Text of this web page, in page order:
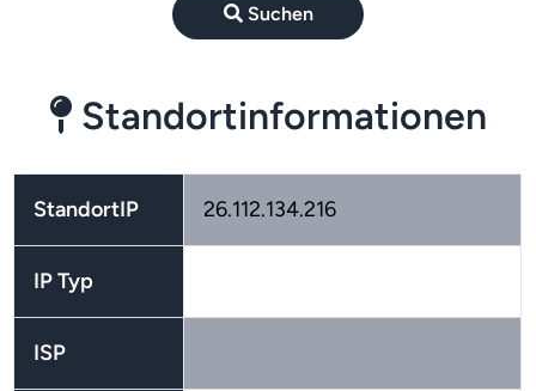
Suchen
Standortinformationen
StandortIP 26.112.134.216
IP Typ
ISP